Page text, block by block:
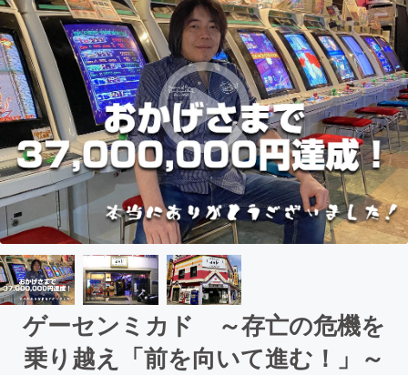
ゲーセンミカド ～存亡の危機を
乗り越え「前を向いて進む！」～